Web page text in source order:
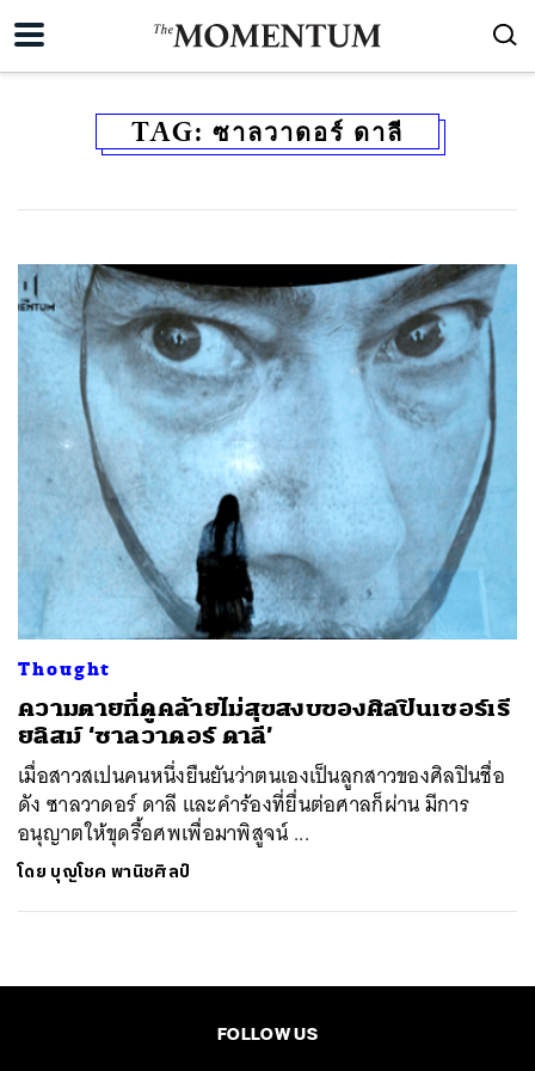
TAG: ซาลวาดอร์ ดาลี
Thought
ความตายที่ดูคล้ายไม่สุขสงบของศิลปินเซอร์เรี
ยลิสม์ ‘ซาลวาดอร์ ดาลี’
เมื่อสาวสเปนคนหนึ่งยืนยันว่าตนเองเป็นลูกสาวของศิลปินชื่อ
ดัง ซาลวาดอร์ ดาลี และคำร้องที่ยื่นต่อศาลก็ผ่าน มีการ
อนุญาตให้ขุดรื้อศพเพื่อมาพิสูจน์ ...
โดย บุญโชค พานิชศิลป์
FOLLOW US
SHARE TWEET LINE EMAIL